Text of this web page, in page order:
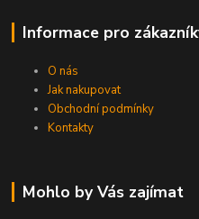
Informace pro
O nás
Jak nakupovat
Obchodní podmínky
Kontakty
Mohlo by Vás zajímat